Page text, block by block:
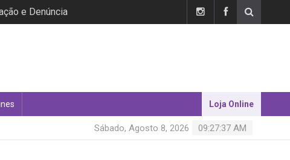
e Denúncia
Loja Online
09:27:38 AM
Sábado, Agosto 8, 2026